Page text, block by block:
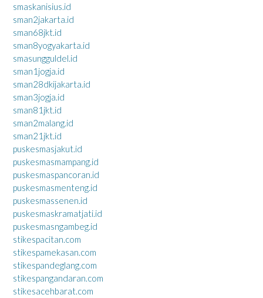
smaskanisius.id
sman2jakarta.id
sman68jkt.id
sman8yogyakarta.id
smasungguldel.id
sman1jogja.id
sman28dkijakarta.id
sman3jogja.id
sman81jkt.id
sman2malang.id
sman21jkt.id
puskesmasjakut.id
puskesmasmampang.id
puskesmaspancoran.id
puskesmasmenteng.id
puskesmassenen.id
puskesmaskramatjati.id
puskesmasngambeg.id
stikespacitan.com
stikespamekasan.com
stikespandeglang.com
stikespangandaran.com
stikesacehbarat.com